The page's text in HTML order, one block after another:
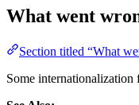
What went
Section titled “What
Some